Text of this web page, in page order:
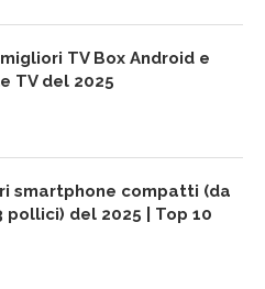
TV Box Android e
TV del 2025
smartphone compatti (da
pollici) del 2025 | Top 10